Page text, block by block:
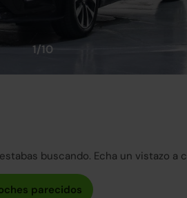
1/10
buscando. Echa un vistazo a